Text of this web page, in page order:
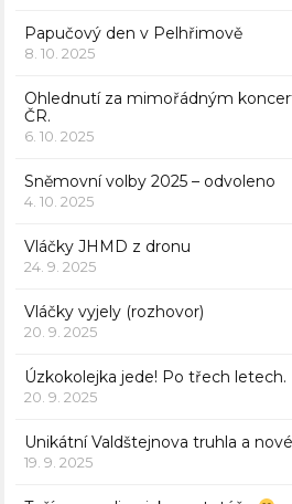
Papučový den v Pelhřimově
8. 10. 2025
Ohlednutí za mimořádným
ČR.
6. 10. 2025
Sněmovní volby 2025 – odvoleno
4. 10. 2025
Vláčky JHMD z dronu
24. 9. 2025
Vláčky vyjely (rozhovor)
20. 9. 2025
Úzkokolejka jede! Po třech letech.
20. 9. 2025
Unikátní Valdštejnova truhla a
19. 9. 2025